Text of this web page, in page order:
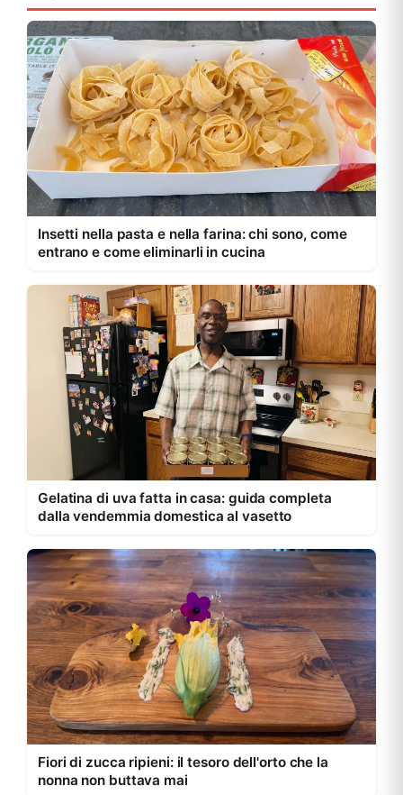
Insetti nella pasta e nella farina: chi sono, come
entrano e come eliminarli in cucina
Gelatina di uva fatta in casa: guida completa
dalla vendemmia domestica al vasetto
Fiori di zucca ripieni: il tesoro dell'orto che la
nonna non buttava mai